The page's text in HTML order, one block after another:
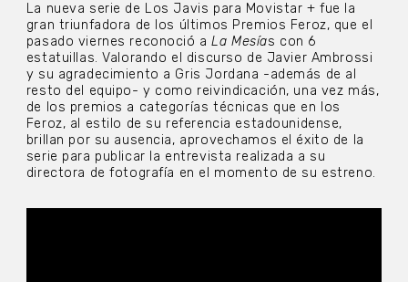
La nueva serie de Los Javis para Movistar + fue la
gran triunfadora de los últimos Premios Feroz, que el
pasado viernes reconoció aLa Mesías con 6
estatuillas. Valorando el discurso de Javier Ambrossi
y su agradecimiento a Gris Jordana -además de al
resto del equipo- y como reivindicación, una vez más,
de los premios a categorías técnicas que en los
Feroz, al estilo de su referencia estadounidense,
brillan por su ausencia, aprovechamos el éxito de la
serie para publicar la entrevista realizada a su
directora de fotografía en el momento de su estreno.